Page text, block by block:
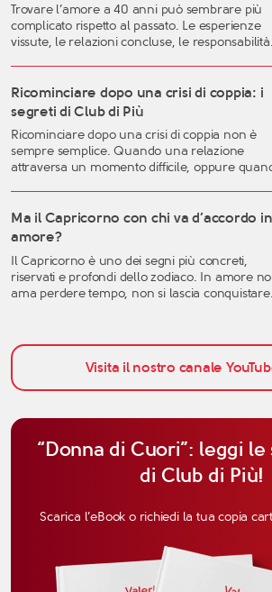
Trovare l’amore a 40 anni può sembrare più
complicato rispetto al passato. Le esperienze
vissute, le relazioni concluse, le responsabilità
fase della vita può rappresentare uno dei
momenti migliori per costruire una relazione
autentica, consapevole e duratura. A
quarant’anni si possiedono generalmente una
[…]
Ricominciare dopo una crisi di coppia: i
segreti di Club di Più
Ricominciare dopo una crisi di coppia non è
sempre semplice. Quando una relazione
attraversa un momento difficile, oppure
crisi sentimentale può mettere in discussione
molte certezze: l’idea che avevamo
percezione […]
Ma il Capricorno con chi va d’accordo in
amore?
Il Capricorno è uno dei segni più concreti,
riservati e profondi dello zodiaco. In amore
ama perdere tempo, non si lascia conquistare
quando si parla di affinità del Capricorno in
amore, non bisogna pensare solo all’attrazione
iniziale, ma anche alla […]
Visita il nostro canale
“Donna di Cuori”: leggi
di Club di Più!
Scarica l’eBook o richiedi la tua copia